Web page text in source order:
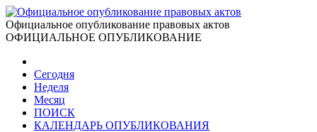
Официальное опубликование правовых актов
ОФИЦИАЛЬНОЕ ОПУБЛИКОВАНИЕ
Сегодня
Неделя
Месяц
ПОИСК
КАЛЕНДАРЬ ОПУБЛИКОВАНИЯ